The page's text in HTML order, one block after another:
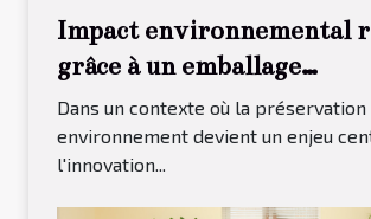
Impact environnemental
grâce à un emballage
écoresponsable pour les
Dans un contexte où la
environnement devient un enjeu
l'innovation...